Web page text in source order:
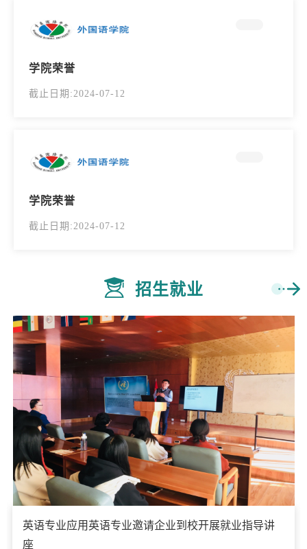
学院荣誉
截止日期:2024-07-12
学院荣誉
截止日期:2024-07-12
招生就业
英语专业应用英语专业邀请企业到校开展就业指导讲
座